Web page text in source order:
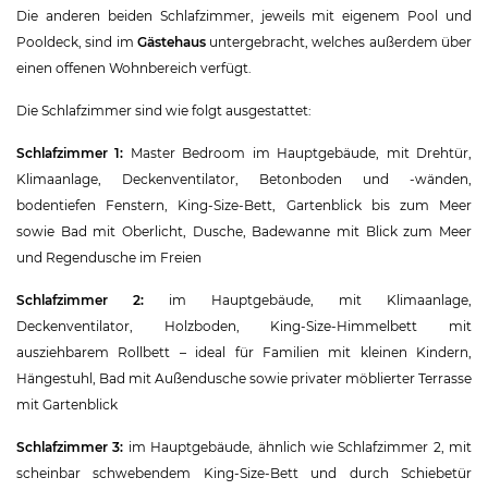
Die anderen beiden Schlafzimmer, jeweils mit eigenem Pool und
Pooldeck, sind im Gästehausuntergebracht, welches außerdem über
einen offenen Wohnbereich verfügt.
Die Schlafzimmer sind wie folgt ausgestattet:
Schlafzimmer 1: Master Bedroom im Hauptgebäude, mit Drehtür,
Klimaanlage, Deckenventilator, Betonboden und -wänden,
bodentiefen Fenstern, King-Size-Bett, Gartenblick bis zum Meer
sowie Bad mit Oberlicht, Dusche, Badewanne mit Blick zum Meer
und Regendusche im Freien
Schlafzimmer 2: im Hauptgebäude, mit Klimaanlage,
Deckenventilator, Holzboden, King-Size-Himmelbett mit
ausziehbarem Rollbett – ideal für Familien mit kleinen Kindern,
Hängestuhl, Bad mit Außendusche sowie privater möblierter Terrasse
mit Gartenblick
Schlafzimmer 3: im Hauptgebäude, ähnlich wie Schlafzimmer 2, mit
scheinbar schwebendem King-Size-Bett und durch Schiebetür